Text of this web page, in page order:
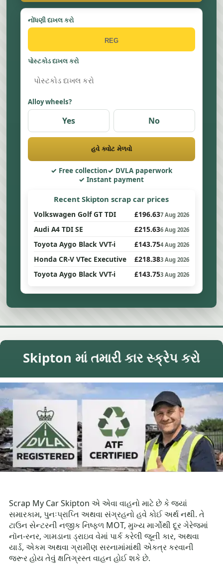
નોંધણી દાખલ કરો
પોસ્ટકોડ દાખલ કરો
Alloy wheels?
Yes No
હવે ક્વોટ મેળવો
Free collection
DVLA paperwork
Instant payment
Recent Skipton scrap car prices
Volkswagen Golf GT TDI £196.637 Aug 2026
Audi A4 TDI SE £215.636 Aug 2026
Toyota Aygo Black VVT-i £143.754 Aug 2026
Honda CR-V VTec Executive £218.383 Aug 2026
Toyota Aygo Black VVT-i £143.753 Aug 2026
Skipton માં તમારી કાર સ્ક્રેપ કરો
Scrap My Car Skipton એ એવા વાહનો માટે છે કે જ્યાં
સમારકામ, પુનઃપ્રાપ્તિ અથવા સંગ્રહનો હવે કોઈ અર્થ નથી. તે
ટાઉન સેન્ટરની નજીક નિષ્ફળ MOT, મુખ્ય માર્ગોથી દૂર ગેરેજમાં
નૉન-રનર, ગામડાના ડ્રાઇવ વેમાં પાર્ક કરેલી જૂની કાર, અથવા
યાર્ડ, એકમ અથવા ગ્રામીણ સરનામાંમાંથી એકત્ર કરવાની
જરૂર હોય તેવું ક્ષતિગ્રસ્ત વાહન હોઈ શકે છે.